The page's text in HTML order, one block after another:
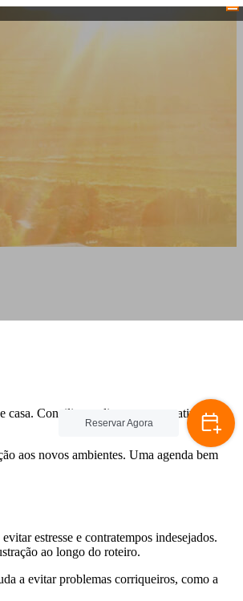
Conciliar as diversas expectativas de
aos novos ambientes. Uma agenda bem
estresse e contratempos indesejados.
ao longo do roteiro.
a evitar problemas corriqueiros, como a
Reservar Agora